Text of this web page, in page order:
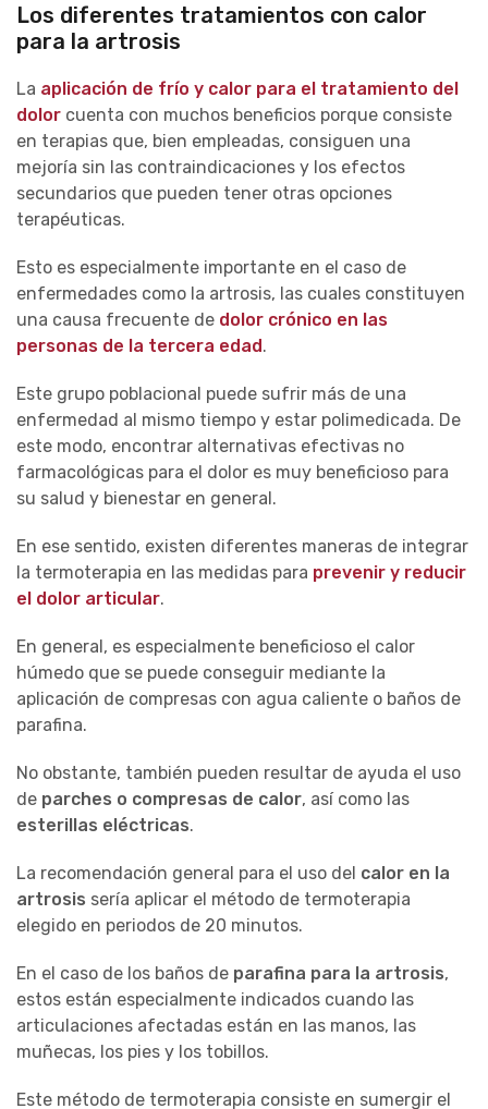
Los diferentes tratamientos con calor
para la artrosis
La aplicación de frío y calor para el tratamiento del
dolor cuenta con muchos beneficios porque consiste
en terapias que, bien empleadas, consiguen una
mejoría sin las contraindicaciones y los efectos
secundarios que pueden tener otras opciones
terapéuticas.
Esto es especialmente importante en el caso de
enfermedades como la artrosis, las cuales constituyen
una causa frecuente de dolor crónico en las
personas de la tercera edad.
Este grupo poblacional puede sufrir más de una
enfermedad al mismo tiempo y estar polimedicada. De
este modo, encontrar alternativas efectivas no
farmacológicas para el dolor es muy beneficioso para
su salud y bienestar en general.
En ese sentido, existen diferentes maneras de integrar
la termoterapia en las medidas para prevenir y reducir
el dolor articular.
En general, es especialmente beneficioso el calor
húmedo que se puede conseguir mediante la
aplicación de compresas con agua caliente o baños de
parafina.
No obstante, también pueden resultar de ayuda el uso
de parches o compresas de calor, así como las
esterillas eléctricas.
La recomendación general para el uso del calor en la
artrosis sería aplicar el método de termoterapia
elegido en periodos de 20 minutos.
En el caso de los baños de parafina para la artrosis,
estos están especialmente indicados cuando las
articulaciones afectadas están en las manos, las
muñecas, los pies y los tobillos.
Este método de termoterapia consiste en sumergir el